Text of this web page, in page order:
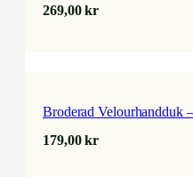
269,00kr
Broderad Velourhandduk
179,00kr